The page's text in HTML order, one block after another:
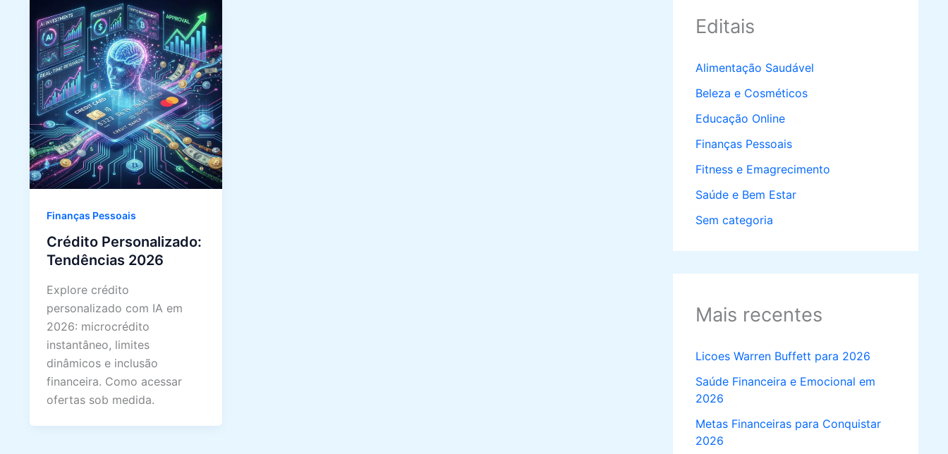
Finanças Pessoais
Crédito Personalizado:
Tendências 2026
Explore crédito
personalizado com IA em
2026: microcrédito
instantâneo, limites
dinâmicos e inclusão
financeira. Como acessar
ofertas sob medida.
Editais
Alimentação Saudável
Beleza e Cosméticos
Educação Online
Finanças Pessoais
Fitness e Emagrecimento
Saúde e Bem Estar
Sem categoria
Mais recentes
Licoes Warren Buffett para 2026
Saúde Financeira e Emocional em
2026
Metas Financeiras para Conquistar
2026